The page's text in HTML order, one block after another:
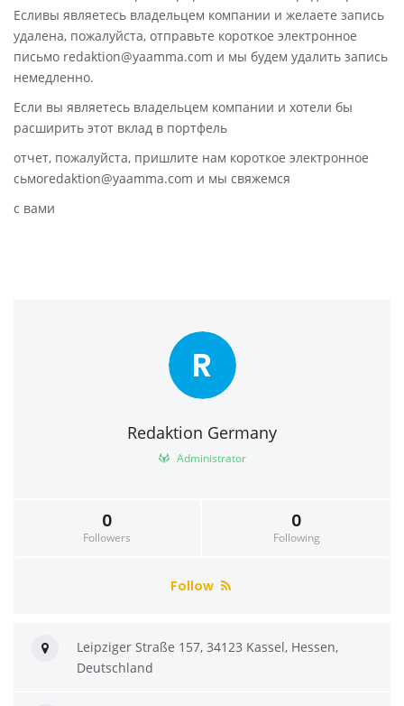
Есливы являетесь владельцем компании и желаете запись
удалена, пожалуйста, отправьте короткое электронное
письмо redaktion@yaamma.com и мы будем удалить запись
немедленно.
Если вы являетесь владельцем компании и хотели бы
расширить этот вклад в портфель
отчет, пожалуйста, пришлите нам короткое электронное
сьмоredaktion@yaamma.com и мы свяжемся
с вами
R
Redaktion Germany
Administrator
0
Followers
0
Following
Follow
Leipziger Straße 157, 34123 Kassel, Hessen,
Deutschland